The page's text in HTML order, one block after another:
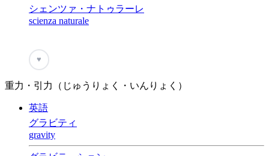
シェンツァ・ナトゥラーレ
scienza naturale
♥
重力・引力（じゅうりょく・いんりょく）
英語
グラビティ
gravity